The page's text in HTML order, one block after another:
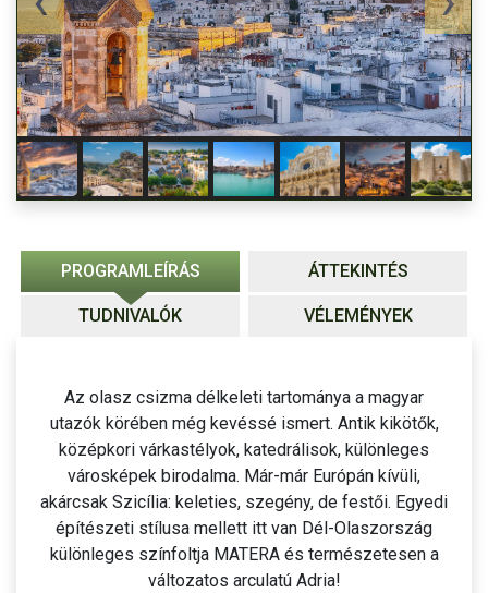
PROGRAMLEÍRÁS ÁTTEKINTÉS
TUDNIVALÓK VÉLEMÉNYEK
Az olasz csizma délkeleti tartománya a magyar
utazók körében még kevéssé ismert. Antik kikötők,
középkori várkastélyok, katedrálisok, különleges
városképek birodalma. Már-már Európán kívüli,
akárcsak Szicília: keleties, szegény, de festői. Egyedi
építészeti stílusa mellett itt van Dél-Olaszország
különleges színfoltja MATERA és természetesen a
változatos arculatú Adria!